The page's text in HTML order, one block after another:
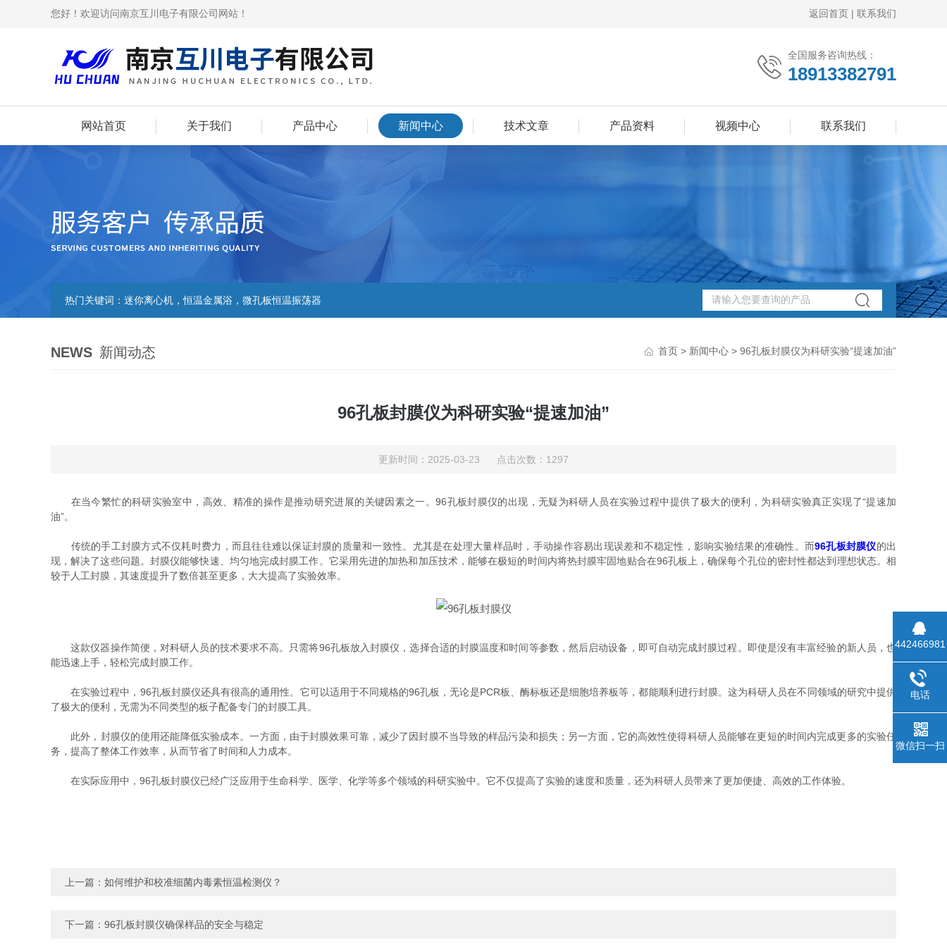
您好！欢迎访问南京互川电子有限公司网站！ 返回首页 | 联系我们
全国服务咨询热线：
18913382791
网站首页 关于我们 产品中心 新闻中心 技术文章 产品资料 视频中心 联系我们
热门关键词： 迷你离心机，恒温金属浴，微孔板恒温振荡器
NEWS 新闻动态 首页 > 新闻中心 > 96孔板封膜仪为科研实验“提速加油”
96孔板封膜仪为科研实验“提速加油”
更新时间：2025-03-23 点击次数：1297
在当今繁忙的科研实验室中，高效、精准的操作是推动研究进展的关键因素之一。96孔板封膜仪的出现，无疑为科研人员在实验过程中提供了极大的便利，为科研实验真正实现了“提速加
油”。
传统的手工封膜方式不仅耗时费力，而且往往难以保证封膜的质量和一致性。尤其是在处理大量样品时，手动操作容易出现误差和不稳定性，影响实验结果的准确性。而96孔板封膜仪的出
现，解决了这些问题。封膜仪能够快速、均匀地完成封膜工作。它采用先进的加热和加压技术，能够在极短的时间内将热封膜牢固地贴合在96孔板上，确保每个孔位的密封性都达到理想状态。相
较于人工封膜，其速度提升了数倍甚至更多，大大提高了实验效率。
这款仪器操作简便，对科研人员的技术要求不高。只需将96孔板放入封膜仪，选择合适的封膜温度和时间等参数，然后启动设备，即可自动完成封膜过程。即使是没有丰富经验的新人员，也
能迅速上手，轻松完成封膜工作。
在实验过程中，96孔板封膜仪还具有很高的通用性。它可以适用于不同规格的96孔板，无论是PCR板、酶标板还是细胞培养板等，都能顺利进行封膜。这为科研人员在不同领域的研究中提供
了极大的便利，无需为不同类型的板子配备专门的封膜工具。
此外，封膜仪的使用还能降低实验成本。一方面，由于封膜效果可靠，减少了因封膜不当导致的样品污染和损失；另一方面，它的高效性使得科研人员能够在更短的时间内完成更多的实验任
务，提高了整体工作效率，从而节省了时间和人力成本。
在实际应用中，96孔板封膜仪已经广泛应用于生命科学、医学、化学等多个领域的科研实验中。它不仅提高了实验的速度和质量，还为科研人员带来了更加便捷、高效的工作体验。
上一篇： 如何维护和校准细菌内毒素恒温检测仪？
下一篇： 96孔板封膜仪确保样品的安全与稳定
442466981
电话
微信扫一扫